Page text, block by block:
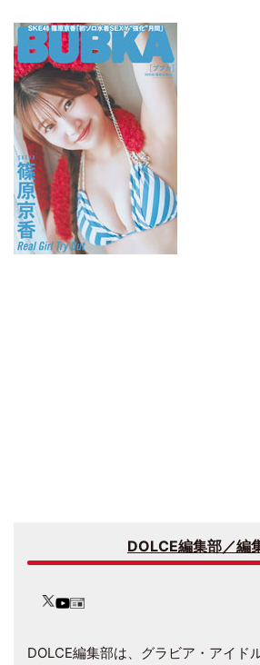
DOLCE編集部／編
DOLCE編集部は、グラビア・アイド